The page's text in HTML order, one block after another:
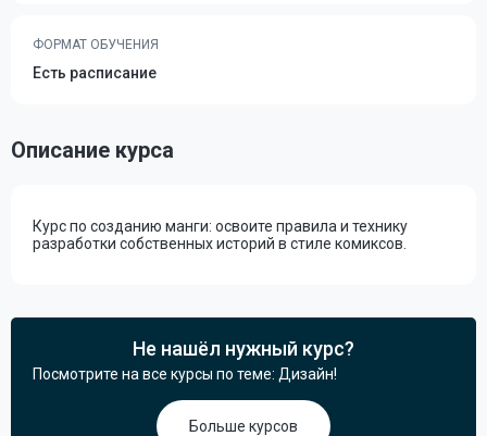
ФОРМАТ ОБУЧЕНИЯ
Есть расписание
Описание курса
Курс по созданию манги: освоите правила и технику
разработки собственных историй в стиле комиксов.
Не нашёл нужный курс?
Посмотрите на все курсы по теме: Дизайн!
Больше курсов